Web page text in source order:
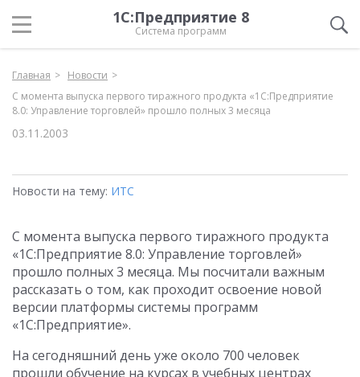
1С:Предприятие 8
Система программ
Главная
Новости
С момента выпуска первого тиражного продукта «1С:Предприятие
8.0: Управление торговлей» прошло полных 3 месяца
03.11.2003
Новости на тему: ИТС
С момента выпуска первого тиражного продукта
«1С:Предприятие 8.0: Управление торговлей»
прошло полных 3 месяца. Мы посчитали важным
рассказать о том, как проходит освоение новой
версии платформы системы программ
«1С:Предприятие».
На сегодняшний день уже около 700 человек
прошли обучение на курсах в учебных центрах